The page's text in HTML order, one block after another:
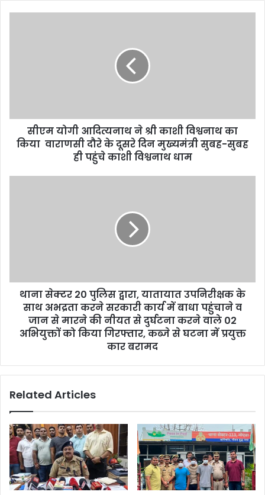
सीएम योगी आदित्यनाथ ने श्री काशी विश्वनाथ का
किया वाराणसी दौरे के दूसरे दिन मुख्यमंत्री सुबह-सुबह
ही पहुंचे काशी विश्वनाथ धाम
थाना सेक्टर 20 पुलिस द्वारा, यातायात उपनिरीक्षक के
साथ अभद्रता करने सरकारी कार्य में बाधा पहुंचाने व
जान से मारने की नीयत से दुर्घटना करने वाले 02
अभियुक्तों को किया गिरफ्तार, कब्जे से घटना में प्रयुक्त
कार बरामद
Related Articles